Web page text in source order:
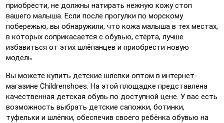
приобрести, не должны натирать нежную кожу стоп
вашего малыша. Если после прогулки по морскому
побережью, вы обнаружили, что кожа малыша в тех местах,
в которых соприкасается с обувью, стёрта, лучше
избавиться от этих шлёпанцев и приобрести новую
модель.
Вы можете купить детские шлепки оптом в интернет-
магазине Childrenshoes. На этой площадке представлена
качественная детская обувь по доступной цене. У вас есть
возможность выбрать детские сапожки, ботинки,
туфельки и шлёпки, обеспечив своего ребёнка обувью на